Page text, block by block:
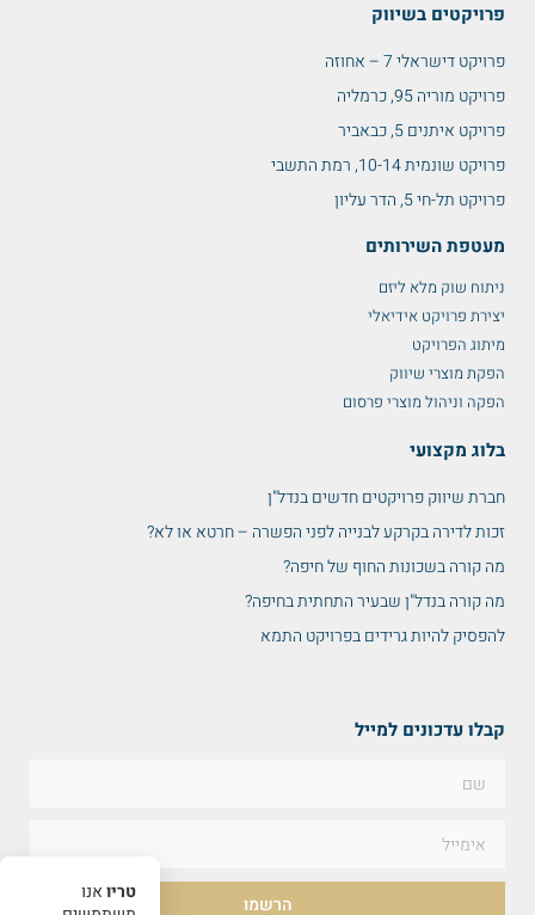
פרויקטים בשיווק
פרויקט דישראלי 7 – אחוזה
פרויקט מוריה 95, כרמליה
פרויקט איתנים 5, כבאביר
פרויקט שונמית 10-14, רמת התשבי
פרויקט תל-חי 5, הדר עליון
מעטפת השירותים
ניתוח שוק מלא ליזם
יצירת פרויקט אידיאלי
מיתוג הפרויקט
הפקת מוצרי שיווק
הפקה וניהול מוצרי פרסום
בלוג מקצועי
חברת שיווק פרויקטים חדשים בנדל"ן
זכות לדירה בקרקע לבנייה לפני הפשרה – חרטא או לא?
מה קורה בשכונות החוף של חיפה?
מה קורה בנדל"ן שבעיר התחתית בחיפה?
להפסיק להיות גרידים בפרויקט התמא
קבלו עדכונים למייל
הרשמו
טריואנו